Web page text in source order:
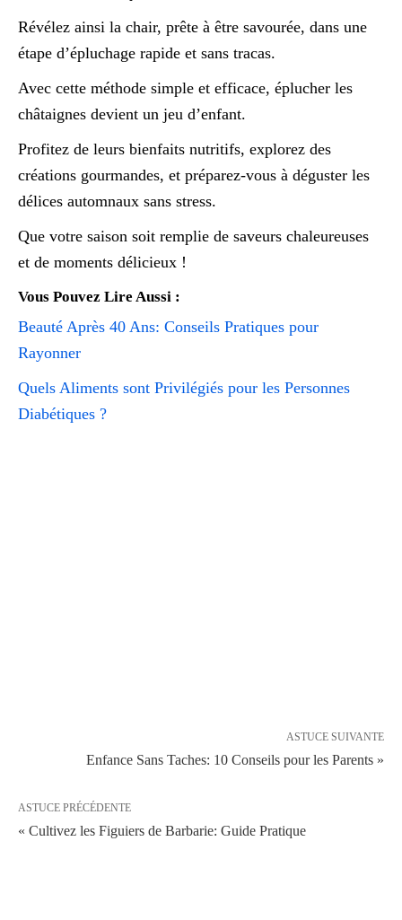
Révélez ainsi la chair, prête à être savourée, dans une
étape d’épluchage rapide et sans tracas.
Avec cette méthode simple et efficace, éplucher les
châtaignes devient un jeu d’enfant.
Profitez de leurs bienfaits nutritifs, explorez des
créations gourmandes, et préparez-vous à déguster les
délices automnaux sans stress.
Que votre saison soit remplie de saveurs chaleureuses
et de moments délicieux !
Vous Pouvez Lire Aussi :
Beauté Après 40 Ans: Conseils Pratiques pour
Rayonner
Quels Aliments sont Privilégiés pour les Personnes
Diabétiques ?
ASTUCE SUIVANTE
Enfance Sans Taches: 10 Conseils pour les Parents »
ASTUCE PRÉCÉDENTE
« Cultivez les Figuiers de Barbarie: Guide Pratique